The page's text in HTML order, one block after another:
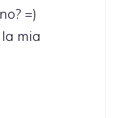
=)
mia